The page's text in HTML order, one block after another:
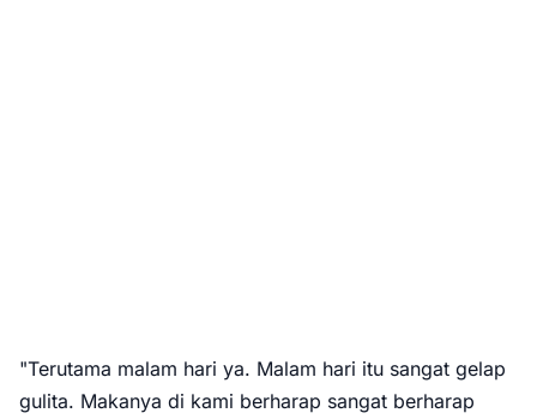
"Terutama malam hari ya. Malam hari itu sangat gelap
gulita. Makanya di kami berharap sangat berharap